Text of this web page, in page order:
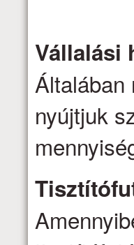
Vállalási
Általában
nyújtjuk